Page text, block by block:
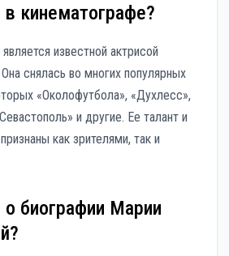
кинематографе?
известной актрисой
снялась во многих популярных
«Околофутбола», «Духлесс»,
и другие. Ее талант и
как зрителями, так и
биографии Марии